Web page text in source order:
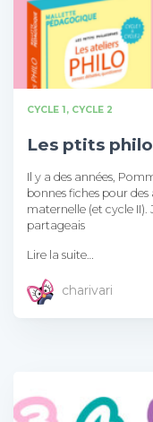
CYCLE 1 CYCLE 2
Les ptits
Il y a des années,
bonnes fiches pour
maternelle (et cycle II).
partageais
Lire la suite…
charivari